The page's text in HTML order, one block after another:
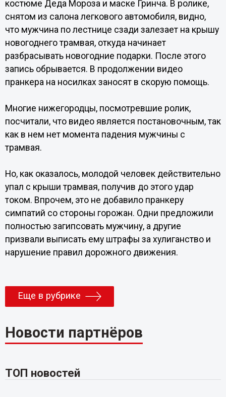
костюме Деда Мороза и маске Гринча. В ролике,
снятом из салона легкового автомобиля, видно,
что мужчина по лестнице сзади залезает на крышу
новогоднего трамвая, откуда начинает
разбрасывать новогодние подарки. После этого
запись обрывается. В продолжении видео
пранкера на носилках заносят в скорую помощь.
Многие нижегородцы, посмотревшие ролик,
посчитали, что видео является постановочным, так
как в нем нет момента падения мужчины с
трамвая.
Но, как оказалось, молодой человек действительно
упал с крыши трамвая, получив до этого удар
током. Впрочем, это не добавило пранкеру
симпатий со стороны горожан. Одни предложили
полностью загипсовать мужчину, а другие
призвали выписать ему штрафы за хулиганство и
нарушение правил дорожного движения.
Еще в рубрике
Новости партнёров
ТОП новостей